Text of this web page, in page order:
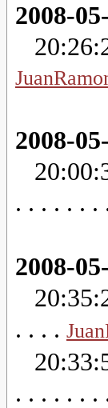
2008-
2008-
. . . . . . .
2008-
. . . .
. . . . . . .